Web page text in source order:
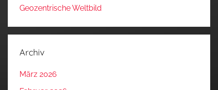
Geozentrische Weltbild
Archiv
März 2026